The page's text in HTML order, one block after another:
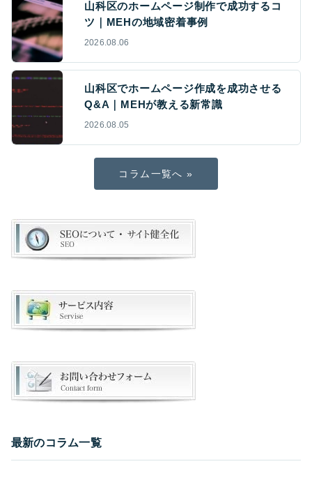
山科区のホームページ制作で成功するコ
ツ｜MEHの地域密着事例
2026.08.06
山科区でホームページ作成を成功させる
Q&A｜MEHが教える新常識
2026.08.05
コラム一覧へ »
最新のコラム一覧